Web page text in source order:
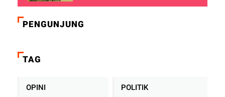
PENGUNJUNG
TAG
OPINI POLITIK